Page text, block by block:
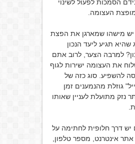
הסמכות לפעול לשינוי
העצומה.
מישהו שמארגן את הפצת
שהיא תגיע ליעד הנכון
למרבה הצער, לרוב אתם
את העצומה ישירות לגוף
להשפיע. סוג כזה של
גוזלת מהנמענים זמן
נזק מתועלת לעניין שאותו
יש דרך חלופית לחתימה על
אתר אינטרנט, מספר טלפון,